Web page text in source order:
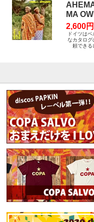
MA
2,600
ドイツは
なカタログ
頼できる